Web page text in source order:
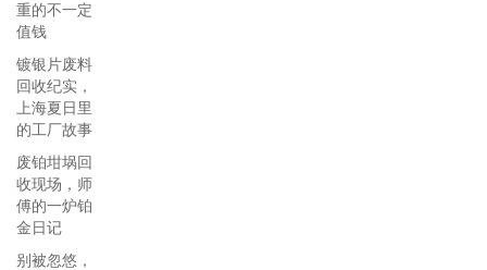
重的不一定
值钱
镀银片废料
回收纪实，
上海夏日里
的工厂故事
废铂坩埚回
收现场，师
傅的一炉铂
金日记
别被忽悠，